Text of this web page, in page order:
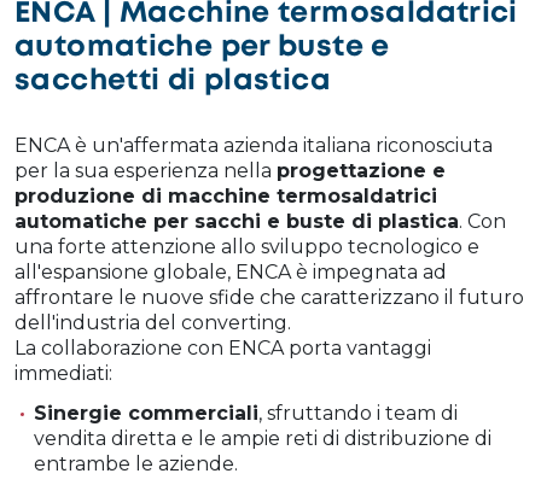
ENCA | Macchine termosaldatrici
automatiche per buste e
sacchetti di plastica
ENCA è un'affermata azienda italiana riconosciuta
per la sua esperienza nella progettazione e
produzione di macchine termosaldatrici
automatiche per sacchi e buste di plastica. Con
una forte attenzione allo sviluppo tecnologico e
all'espansione globale, ENCA è impegnata ad
affrontare le nuove sfide che caratterizzano il futuro
dell'industria del converting.
La collaborazione con ENCA porta vantaggi
immediati:
Sinergie commerciali, sfruttando i team di
vendita diretta e le ampie reti di distribuzione di
entrambe le aziende.